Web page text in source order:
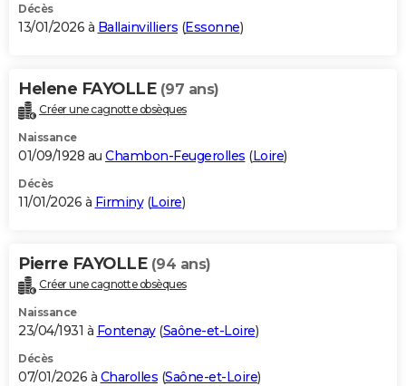
Décès
13/01/2026 à Ballainvilliers (Essonne)
Helene FAYOLLE (97 ans)
Créer une cagnotte obsèques
Naissance
01/09/1928 au Chambon-Feugerolles (Loire)
Décès
11/01/2026 à Firminy(Loire)
Pierre FAYOLLE (94 ans)
Créer une cagnotte obsèques
Naissance
23/04/1931 à Fontenay(Saône-et-Loire)
Décès
07/01/2026 à Charolles (Saône-et-Loire)